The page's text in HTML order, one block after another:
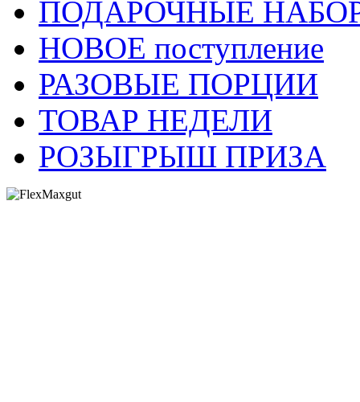
ПОДАРОЧНЫЕ
НОВОЕ поступление
РАЗОВЫЕ ПОРЦИИ
ТОВАР НЕДЕЛИ
РОЗЫГРЫШ ПРИЗА